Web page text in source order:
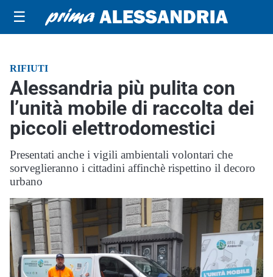
☰
RIFIUTI
Alessandria più pulita con
l’unità mobile di raccolta dei
piccoli elettrodomestici
Presentati anche i vigili ambientali volontari che
sorveglieranno i cittadini affinchè rispettino il decoro
urbano